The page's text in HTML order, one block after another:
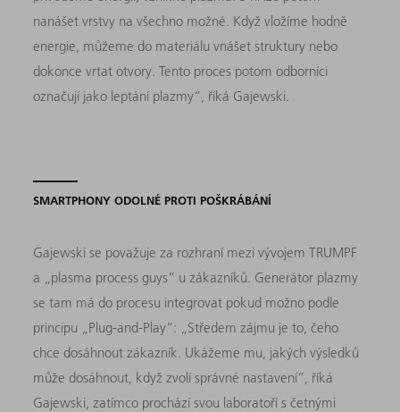
nanášet vrstvy na všechno možné. Když vložíme hodně
energie, můžeme do materiálu vnášet struktury nebo
dokonce vrtat otvory. Tento proces potom odborníci
označují jako leptání plazmy“, říká Gajewski.
SMARTPHONY ODOLNÉ PROTI POŠKRÁBÁNÍ
Gajewski se považuje za rozhraní mezi vývojem TRUMPF
a „plasma process guys“ u zákazníků. Generátor plazmy
se tam má do procesu integrovat pokud možno podle
principu „Plug-and-Play“: „Středem zájmu je to, čeho
chce dosáhnout zákazník. Ukážeme mu, jakých výsledků
může dosáhnout, když zvolí správné nastavení”, říká
Gajewski, zatímco prochází svou laboratoří s četnými